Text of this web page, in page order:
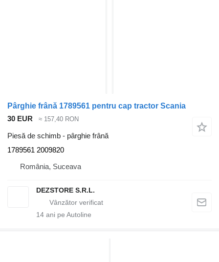
Pârghie frână 1789561 pentru cap tractor Scania
30 EUR
≈ 157,40 RON
Piesă de schimb - pârghie frână
1789561 2009820
România, Suceava
DEZSTORE S.R.L.
14 ani pe Autoline